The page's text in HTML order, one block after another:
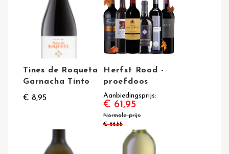
Tines de Roqueta
Garnacha Tinto
€ 8,95
Herfst Rood -
proefdoos
Aanbiedingsprijs
€ 61,95
Normale prijs
€ 66,55